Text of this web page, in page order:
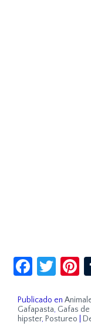
Publicado en
Gafapasta, Gafas
hipster, Postureo